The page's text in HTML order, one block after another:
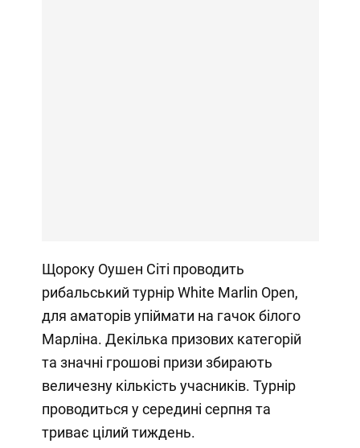
Щороку Оушен Сіті проводить
рибальський турнір White Marlin Open,
для аматорів упіймати на гачок білого
Марліна. Декілька призових категорій
та значні грошові призи збирають
величезну кількість учасників. Турнір
проводиться у середині серпня та
триває цілий тиждень.